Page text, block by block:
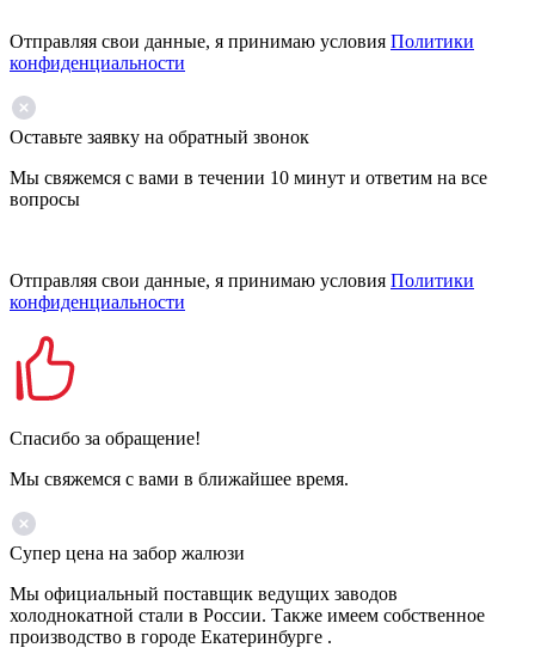
Отправляя свои данные, я принимаю условия Политики
конфиденциальности
Оставьте заявку на обратный звонок
Мы свяжемся с вами в течении 10 минут и ответим на все
вопросы
Отправляя свои данные, я принимаю условия Политики
конфиденциальности
Спасибо за обращение!
Мы свяжемся с вами в ближайшее время.
Супер цена на забор жалюзи
Мы официальный поставщик ведущих заводов
холоднокатной стали в России. Также имеем собственное
производство в городе Екатеринбурге .